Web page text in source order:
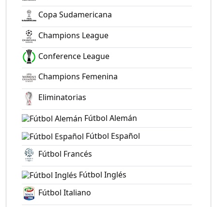
Copa Sudamericana
Champions League
Conference League
Champions Femenina
Eliminatorias
Fútbol Alemán
Fútbol Español
Fútbol Francés
Fútbol Inglés
Fútbol Italiano